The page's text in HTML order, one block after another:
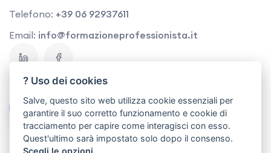
Telefono: +39 06 92937611
Email: info@formazioneprofessionista.it
Contattaci
? Uso dei cookies
Salve, questo sito web utilizza cookie essenziali per
garantire il suo corretto funzionamento e cookie di
tracciamento per capire come interagisci con esso.
Quest'ultimo sarà impostato solo dopo il consenso.
Scegli le opzioni